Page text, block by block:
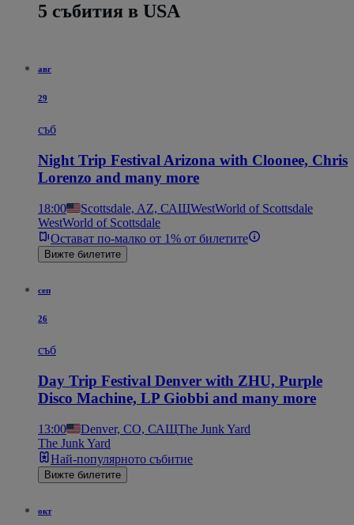
5 събития в USA
авг
29
съб
Night Trip Festival Arizona with Cloonee, Chris
Lorenzo and many more
18:00 Scottsdale, AZ, САЩWestWorld of Scottsdale
WestWorld of Scottsdale
Остават по-малко от 1% от билетите
Вижте билетите
сеп
26
съб
Day Trip Festival Denver with ZHU, Purple
Disco Machine, LP Giobbi and many more
13:00 Denver, CO, САЩThe Junk Yard
The Junk Yard
Най-популярното събитие
Вижте билетите
окт